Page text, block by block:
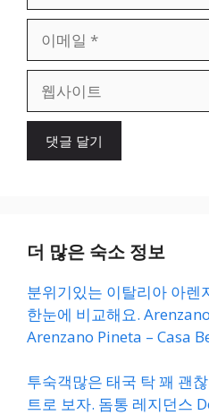
일
이
더 많은 숙소 정보
분위기있는 이탈리아 아렌
한눈에 비교해요.
Arenzano Pineta – Casa
투숙객많은 태국 탁 꽤 괜
트로 보자. 돔통 레지던스